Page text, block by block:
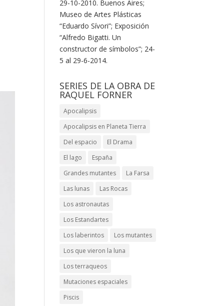
29-10-2010. Buenos Aires;
Museo de Artes Plásticas
“Eduardo Sívori”; Exposición
“Alfredo Bigatti. Un
constructor de símbolos”; 24-
5 al 29-6-2014.
SERIES DE LA OBRA DE
RAQUEL FORNER
Apocalipsis
Apocalipsis en Planeta Tierra
Del espacio
El Drama
El lago
España
Grandes mutantes
La Farsa
Las lunas
Las Rocas
Los astronautas
Los Estandartes
Los laberintos
Los mutantes
Los que vieron la luna
Los terraqueos
Mutaciones espaciales
Piscis